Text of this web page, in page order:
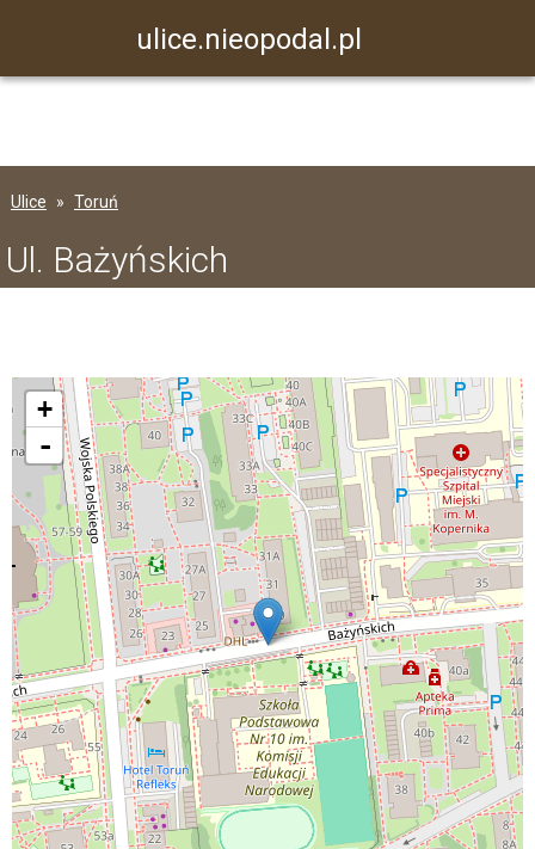
ulice.nieopodal.pl
Ulice Toruń
Ul. Bażyńskich
+
-